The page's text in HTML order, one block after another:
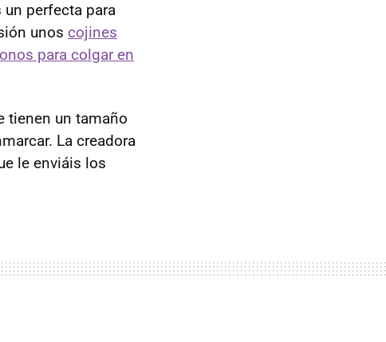
un perfecta para
unos cojines
para colgar en
tienen un tamaño
La creadora
le enviáis los